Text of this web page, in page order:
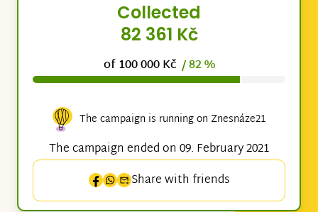
Collected
82 361 Kč
of 100 000 Kč / 82 %
The campaign is running on Znesnáze21
The campaign ended on 09. February 2021
Share with friends